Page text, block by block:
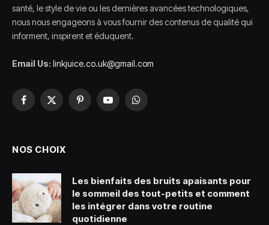
santé, le style de vie ou les dernières avancées technologiques,
nous nous engageons à vous fournir des contenus de qualité qui
informent, inspirent et éduquent.
Email Us: linkjuice.co.uk@gmail.com
Facebook
X
PinterestYouTubeWhatsApp
NOS CHOIX
Les bienfaits des bruits apaisants pour
le sommeil des tout-petits et comment
les intégrer dans votre routine
quotidienne